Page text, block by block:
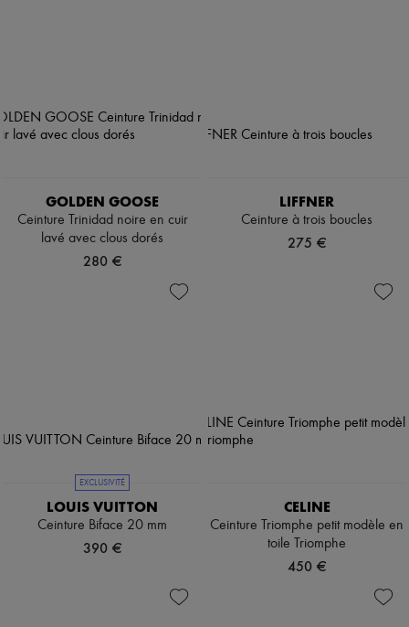
GOLDEN GOOSE
Ceinture Trinidad noire en cuir
lavé avec clous dorés
280 €
LIFFNER
Ceinture à trois boucles
275 €
EXCLUSIVITÉ
LOUIS VUITTON
Ceinture Biface 20 mm
390 €
CELINE
Ceinture Triomphe petit modèle en
toile Triomphe
450 €